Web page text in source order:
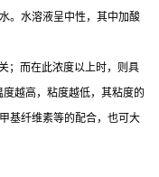
。水溶液呈中性，其中加酸
；而在此浓度以上时，则具
越高，粘度越低，其粘度的
基纤维素等的配合，也可大